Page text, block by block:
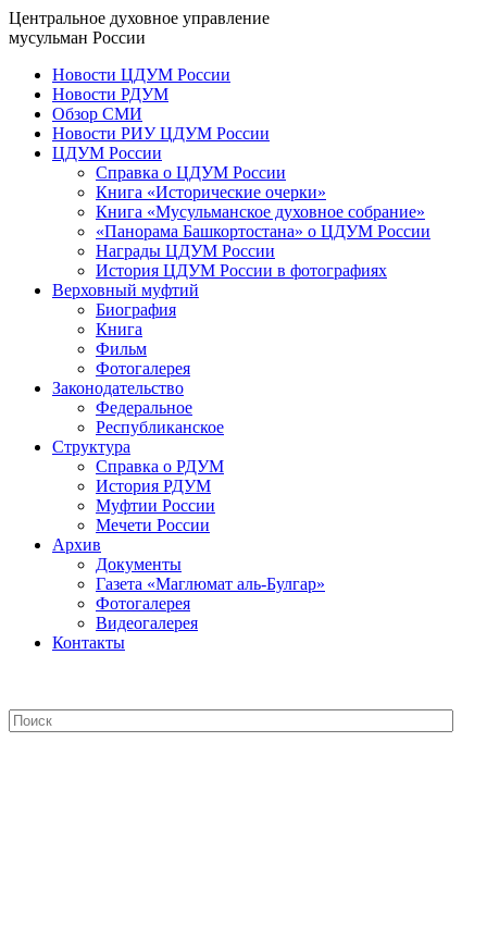
Центральное духовное управление
мусульман России
Новости ЦДУМ России
Новости РДУМ
Обзор СМИ
Новости РИУ ЦДУМ России
ЦДУМ России
Справка о ЦДУМ России
Книга «Исторические очерки»
Книга «Мусульманское духовное собрание»
«Панорама Башкортостана» о ЦДУМ России
Награды ЦДУМ России
История ЦДУМ России в фотографиях
Верховный муфтий
Биография
Книга
Фильм
Фотогалерея
Законодательство
Федеральное
Республиканское
Структура
Справка о РДУМ
История РДУМ
Муфтии России
Мечети России
Архив
Документы
Газета «Маглюмат аль-Булгар»
Фотогалерея
Видеогалерея
Контакты